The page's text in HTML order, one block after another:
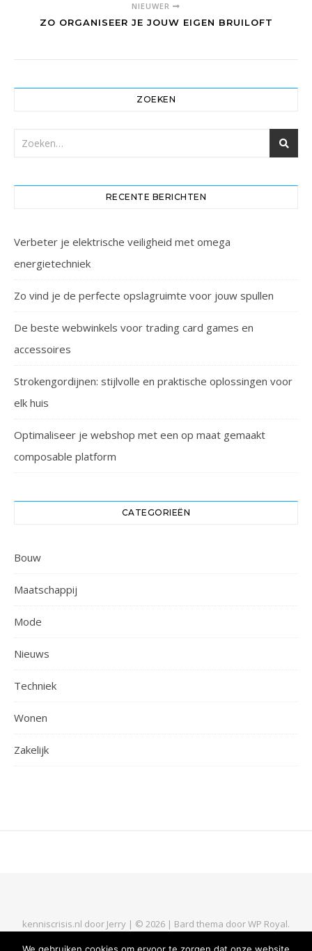
NIEUWER
ZO ORGANISEER JE JOUW EIGEN BRUILOFT
ZOEKEN
RECENTE BERICHTEN
Verbeter je elektrische veiligheid met omega
energietechniek
Zo vind je de perfecte opslagruimte voor jouw spullen
De beste webwinkels voor trading card games en
accessoires
Strokengordijnen: stijlvolle en praktische oplossingen voor
elk huis
Optimaliseer je webshop met een op maat gemaakt
composable platform
CATEGORIEËN
Bouw
Maatschappij
Mode
Nieuws
Techniek
Wonen
Zakelijk
kenniscrisis.nl door Jerry | © 2026 | Bard thema doorWP Royal.